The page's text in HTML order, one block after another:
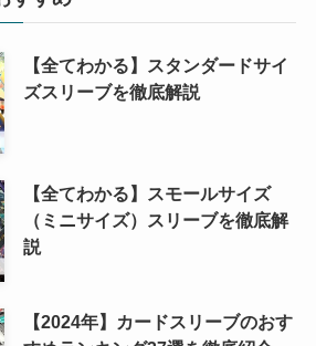
【全てわかる】スタンダードサイ
ズスリーブを徹底解説
【全てわかる】スモールサイズ
（ミニサイズ）スリーブを徹底解
説
【2024年】カードスリーブのおす